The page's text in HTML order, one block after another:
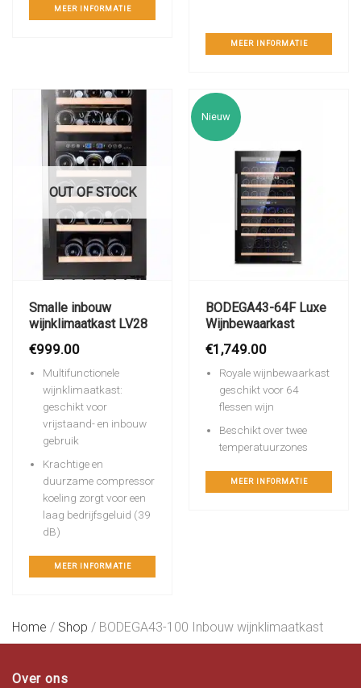
MEER INFORMATIE
MEER INFORMATIE
OUT OF STOCK
Smalle inbouw
wijnklimaatkast LV28
€999.00
Multifunctionele
wijnklimaatkast:
geschikt voor
vrijstaand- en inbouw
gebruik
Krachtige en
duurzame compressor
koeling zorgt voor een
laag bedrijfsgeluid (39
dB)
MEER INFORMATIE
Nieuw
BODEGA43-64F Luxe
Wijnbewaarkast
€1,749.00
Royale wijnbewaarkast
geschikt voor 64
flessen wijn
Beschikt over twee
temperatuurzones
MEER INFORMATIE
Home / Shop / BODEGA43-100 Inbouw wijnklimaatkast
Over ons